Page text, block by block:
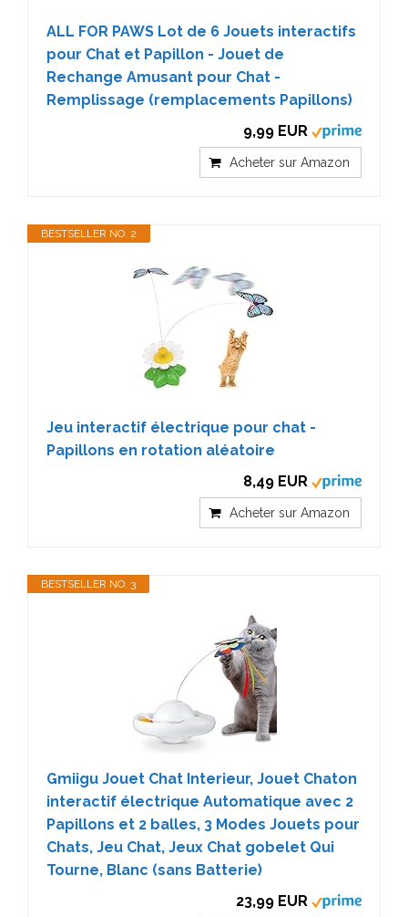
ALL FOR PAWS Lot de 6 Jouets interactifs
pour Chat et Papillon - Jouet de
Rechange Amusant pour Chat -
Remplissage (remplacements Papillons)
9,99 EUR
Acheter sur Amazon
BESTSELLER NO. 2
Jeu interactif électrique pour chat -
Papillons en rotation aléatoire
8,49 EUR
Acheter sur Amazon
BESTSELLER NO. 3
Gmiigu Jouet Chat Interieur, Jouet Chaton
interactif électrique Automatique avec 2
Papillons et 2 balles, 3 Modes Jouets pour
Chats, Jeu Chat, Jeux Chat gobelet Qui
Tourne, Blanc (sans Batterie)
23,99 EUR